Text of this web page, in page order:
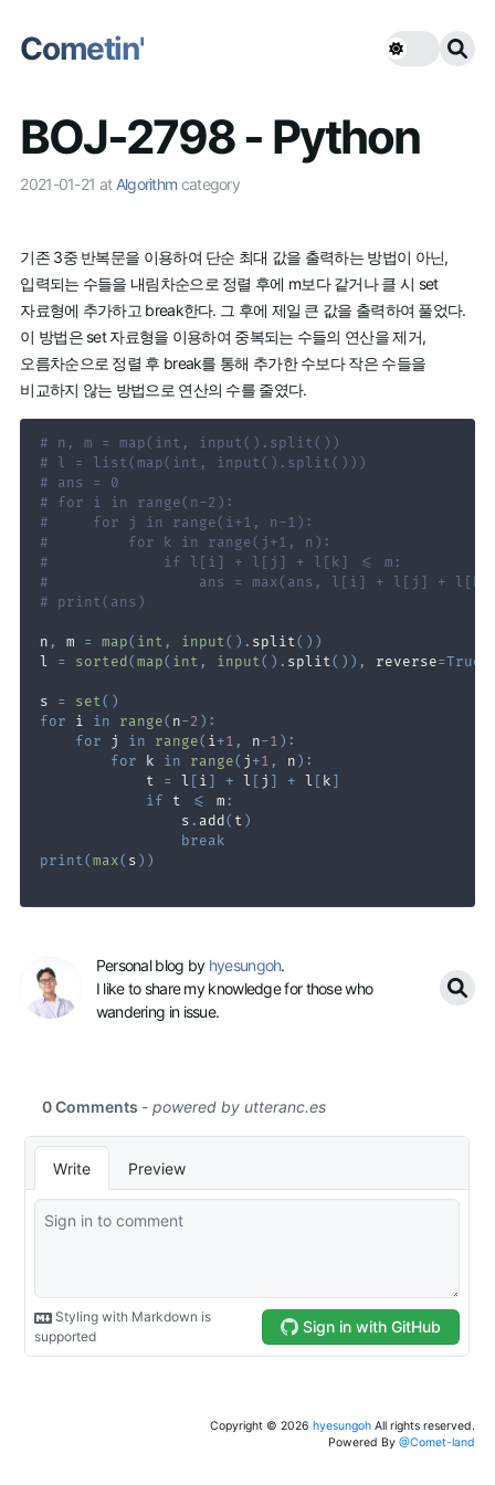
Cometin'
BOJ-2798 - Python
2021-01-21 at Algorithm category
기존 3중 반복문을 이용하여 단순 최대 값을 출력하는 방법이 아닌,
입력되는 수들을 내림차순으로 정렬 후에 m보다 같거나 클 시 set
자료형에 추가하고 break한다. 그 후에 제일 큰 값을 출력하여 풀었다.
이 방법은 set 자료형을 이용하여 중복되는 수들의 연산을 제거,
오름차순으로 정렬 후 break를 통해 추가한 수보다 작은 수들을
비교하지 않는 방법으로 연산의 수를 줄였다.
# n, m = map(int, input().split())
# l = list(map(int, input().split()))
# ans = 0
# for i in range(n-2):
#     for j in range(i+1, n-1):
#         for k in range(j+1, n):
#             if l[i] + l[j] + l[k] <= m:
#                 ans = max(ans, l[i] + l[j] +
# print(ans)
n , m = map( int , input( ) . split( ) )
l = sorted (map( int , input( ) . split( ) ) , reverse=True
s = set( )
for i in range( n-2 ) :
for j in range( i+1 , n-1 ) :
for k in range( j +1 , n ) :
            t
= l [ i ] + l [ j ] + l [ k ]
if t <= m :
                s
. add ( t )
break
print(max( s ) )
Personal blog by hyesungoh.
I like to share my knowledge for those who
wandering in issue.
Copyright © 2026 hyesungoh All rights reserved.
Powered By @Comet-land